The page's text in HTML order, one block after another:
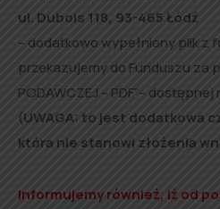
ul. Dubois 118, 93-465 Łódź
– dodatkowo wypełniony plik z
przekazujemy do Funduszu za
PODAWCZEJ – PDF”–
(UWAGA: to jest dodatkowa
która nie stanowi złożenia
Informujemy również, iż od